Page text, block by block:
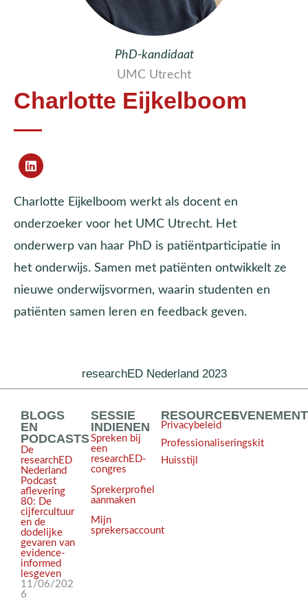
PhD-kandidaat
UMC Utrecht
Charlotte Eijkelboom
Charlotte Eijkelboom werkt als docent en
onderzoeker voor het UMC Utrecht. Het
onderwerp van haar PhD is patiëntparticipatie in
het onderwijs. Samen met patiënten ontwikkelt ze
nieuwe onderwijsvormen, waarin studenten en
patiënten samen leren en feedback geven.
researchED Nederland 2023
BLOGS
EN
PODCASTS
De
researchED
Nederland
Podcast
aflevering
80: De
cijfercultuur
en de
dodelijke
gevaren van
evidence-
informed
lesgeven
11/06/202
6
SESSIE
INDIENEN
Spreken bij
een
researchED-
congres
Sprekerprofiel
aanmaken
Mijn
sprekersaccount
RESOURCES
Privacybeleid
Professionaliseringskit
Huisstijl